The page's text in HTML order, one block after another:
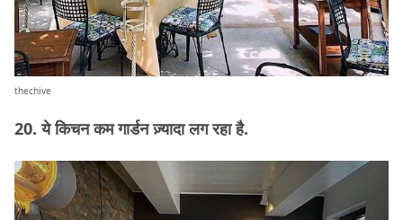
thechive
20. ये किचन कम गार्डन ज़्यादा लग रहा है.